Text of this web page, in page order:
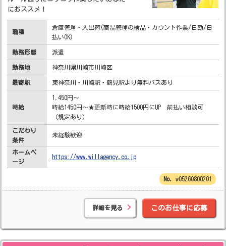
におススメ！
職種
倉庫管理・入出荷(商品管理の検品・カウント作業/日勤/日
払いOK)
勤務形態 派遣
勤務地 神奈川県川崎市川崎区
最寄駅 東神奈川・川崎駅・鶴見駅より無料バスあり
時給
1,450円～
時給1450円～★更新時に時給1500円にUP 前払い相談可
（規定あり）
こだわり
条件
未経験歓迎
ホームペ
ージ
https://www.willagency.co.jp
w05260800201
詳細を見る このお仕事に応募